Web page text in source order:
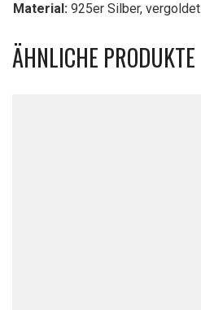
Material: 925er Silber, vergoldet
ÄHNLICHE PRODUKTE